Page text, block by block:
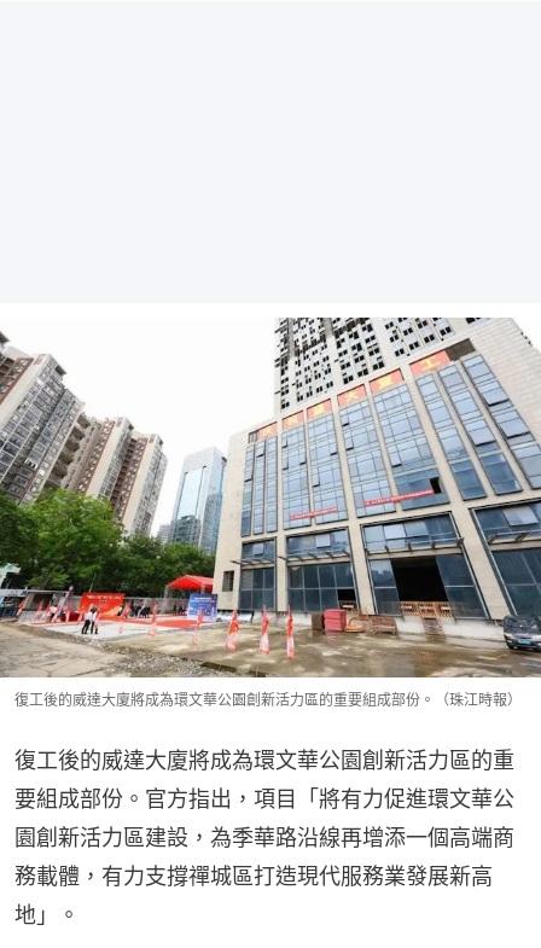
復工後的威達大廈將成為環文華公園創新活力區的重要組成部份。（珠江時報）
復工後的威達大廈將成為環文華公園創新活力區的重
要組成部份。官方指出，項目「將有力促進環文華公
園創新活力區建設，為季華路沿線再增添一個高端商
務載體，有力支撐禪城區打造現代服務業發展新高
地」。